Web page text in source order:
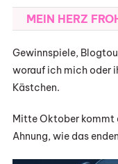
MEIN HERZ
Gewinnspiele,
worauf ich mich oder
Kästchen.
Mitte Oktober kommt
Ahnung, wie das